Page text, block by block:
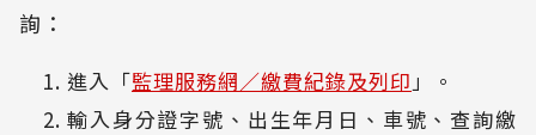
詢：
進入「監理服務網／繳費紀錄及列印 」。
輸入身分證字號、出生年月日、車號、查詢繳